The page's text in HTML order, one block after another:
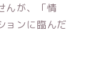
んが、「情
ョンに臨んだ